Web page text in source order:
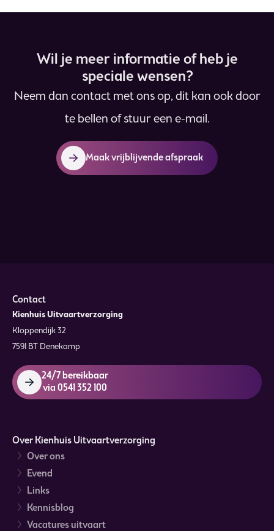
Wil je meer informatie of heb je
speciale wensen?
Neem dan contact met ons op, dit kan ook door
te bellen of stuur een e-mail.
Maak vrijblijvende afspraak
Contact
Kienhuis Uitvaartverzorging
Kloppendijk 32
7591 BT Denekamp
24/7 bereikbaar
via 0541 352 100
Over Kienhuis Uitvaartverzorging
Over ons
Evend
Links
Kennisblog
Vacatures uitvaart